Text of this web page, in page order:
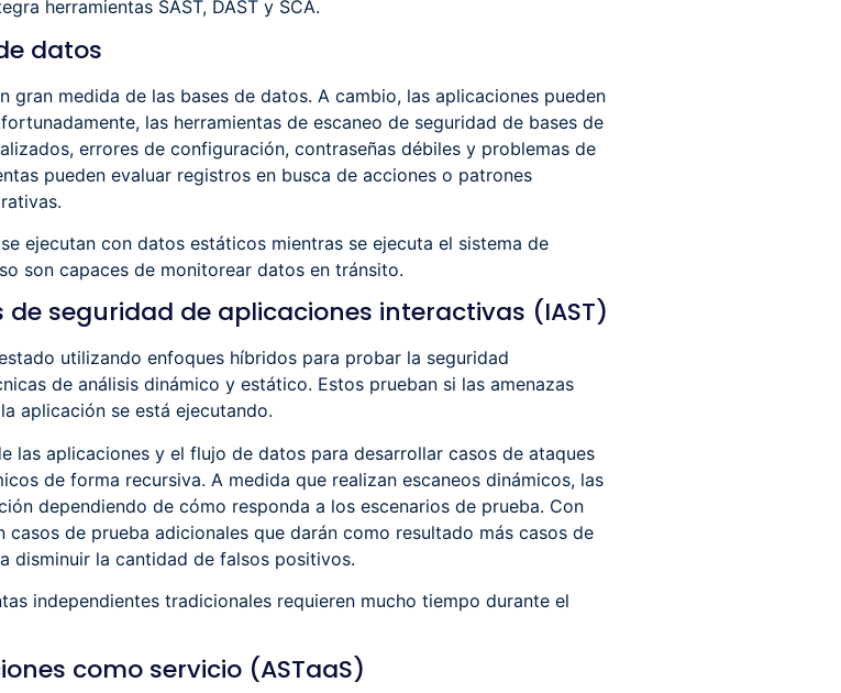
herramientas SAST, DAST y SCA.
datos
gran medida de las bases de datos. A cambio, las aplicaciones pueden
las herramientas de escaneo de seguridad de bases de
errores de configuración, contraseñas débiles y problemas de
pueden evaluar registros en busca de acciones o patrones
ejecutan con datos estáticos mientras se ejecuta el sistema de
son capaces de monitorear datos en tránsito.
seguridad de aplicaciones interactivas (IAST)
utilizando enfoques híbridos para probar la seguridad
de análisis dinámico y estático. Estos prueban si las amenazas
aplicación se está ejecutando.
las aplicaciones y el flujo de datos para desarrollar casos de ataques
de forma recursiva. A medida que realizan escaneos dinámicos, las
dependiendo de cómo responda a los escenarios de prueba. Con
de prueba adicionales que darán como resultado más casos de
disminuir la cantidad de falsos positivos.
independientes tradicionales requieren mucho tiempo durante el
como servicio (ASTaaS)